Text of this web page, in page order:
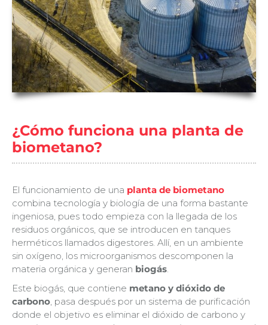
¿Cómo funciona una planta de
biometano?
El funcionamiento de una planta de biometano
combina tecnología y biología de una forma bastante
ingeniosa, pues todo empieza con la llegada de los
residuos orgánicos, que se introducen en tanques
herméticos llamados digestores. Allí, en un ambiente
sin oxígeno, los microorganismos descomponen la
materia orgánica y generan biogás.
Este biogás, que contiene metano y dióxido de
carbono, pasa después por un sistema de purificación
donde el objetivo es eliminar el dióxido de carbono y